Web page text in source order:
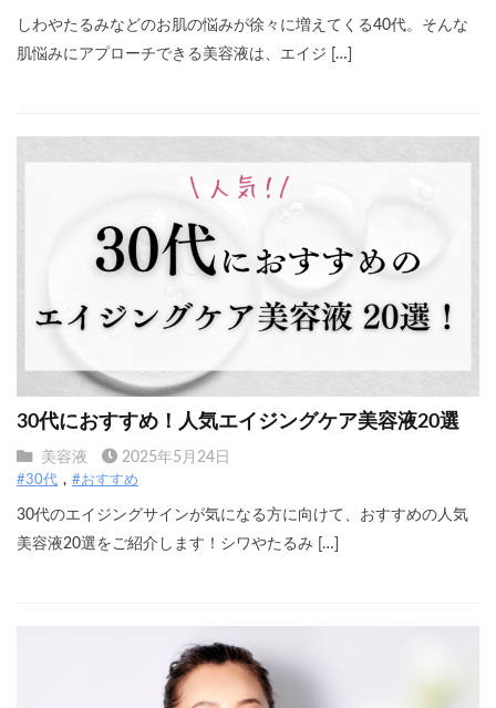
しわやたるみなどのお肌の悩みが徐々に増えてくる40代。そんな
肌悩みにアプローチできる美容液は、エイジ […]
​​30代におすすめ！人気エイジングケア美容液20選
美容液 2025年5月24日
#30代 #おすすめ
30代のエイジングサインが気になる方に向けて、おすすめの人気
美容液20選をご紹介します！シワやたるみ […]